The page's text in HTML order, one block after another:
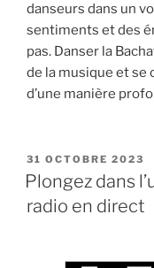
danseurs dans un
sentiments et des
pas. Danser la
de la musique et se
d’une manière
PUBLIÉ
LE
31 OCTOBRE 2023
Plongez dans
radio en direct